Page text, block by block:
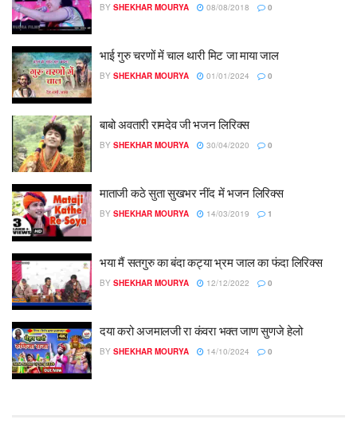
BY SHEKHAR MOURYA 08/08/2018 0
भाई गुरु चरणों में चाल थारी मिट जा माया जाल
BY SHEKHAR MOURYA 01/01/2024 0
बाबो अवतारी रामदेव जी भजन लिरिक्स
BY SHEKHAR MOURYA 30/04/2020 0
माताजी कठे सुता सुखभर नींद में भजन लिरिक्स
BY SHEKHAR MOURYA 14/03/2019 1
भया मैं सतगुरु का बंदा कट्या भ्रम जाल का फंदा लिरिक्स
BY SHEKHAR MOURYA 12/12/2022 0
दया करो अजमालजी रा कंवरा भक्त जाण सुणजे हेलो
BY SHEKHAR MOURYA 14/10/2024 0